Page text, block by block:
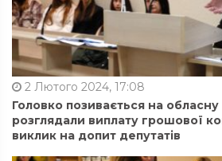
2 Лютого 2024, 17:08
Головко позивається на обласну
розглядали виплату грошової
виклик на допит депутатів